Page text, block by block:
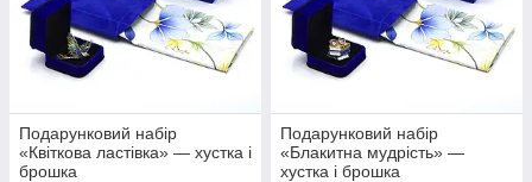
Подарунковий набір
«Квіткова ластівка» — хустка і
брошка
Подарунковий набір
«Блакитна мудрість» —
хустка і брошка